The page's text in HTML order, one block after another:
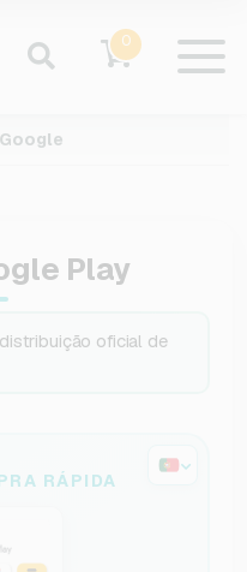
0
Google
Play
oficial de
RÁPIDA